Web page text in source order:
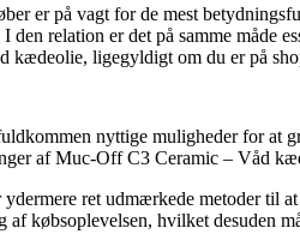
er på vagt for de mest
den relation er det på samme måde
kædeolie, ligegyldigt om du er på
nyttige muligheder for at
af Muc-Off C3 Ceramic – Våd
ret udmærkede metoder til
af købsoplevelsen, hvilket desuden